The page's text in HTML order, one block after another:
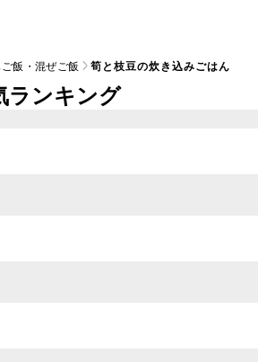
飯・混ぜご飯 筍と枝豆の炊き込みごはん
ランキング